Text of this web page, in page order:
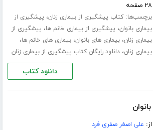
۲۸ صفحه
برچسب‌ها:کتاب پیشگیری از بیماری زنان، پیشگیری از
بیماری بانوان، پیشگیری از بیماری خانم ها، پیشگیری از
بیماری زنان،بیماری های بانوان،بیماری های خانم ها،
بیماری زنان،دانلود رایگان کتاب پیشگیری از بیماری زنان
دانلود کتاب
از: علی اصغر صفری فرد